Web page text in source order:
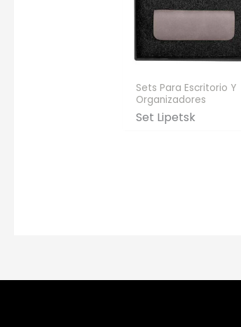
Sets Para Escritorio Y
Organizadores
Set Lipetsk